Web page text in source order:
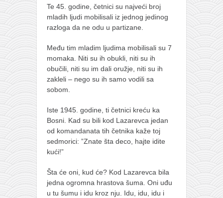
istorija karatea
bubishi
kihon
naihanchi
kushanku
passai
temashiwari
kobudo
bo
tonfa
Te 45. godine, četnici su najveći broj
mladih ljudi mobilisali iz jednog jedinog
razloga da ne odu u partizane.
Među tim mladim ljudima mobilisali su 7
momaka. Niti su ih obukli, niti su ih
obučili, niti su im dali oružje, niti su ih
zakleli – nego su ih samo vodili sa
sobom.
Iste 1945. godine, ti četnici kreću ka
Bosni. Kad su bili kod Lazarevca jedan
od komandanata tih četnika kaže toj
sedmorici: ”Znate šta deco, hajte idite
kući!”
Šta će oni, kud će? Kod Lazarevca bila
jedna ogromna hrastova šuma. Oni uđu
u tu šumu i idu kroz nju. Idu, idu, idu i